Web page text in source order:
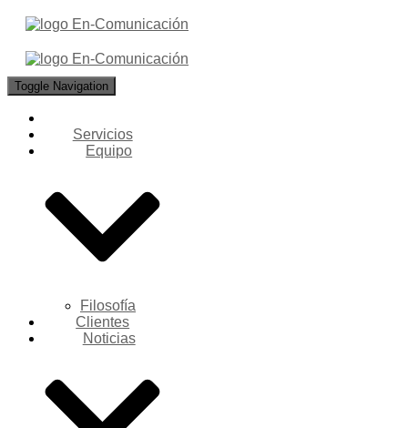
Toggle Navigation
Servicios
Equipo
Filosofía
Clientes
Noticias